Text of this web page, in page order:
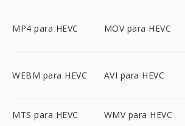
MP4 para HEVC MOV para HEVC
WEBM para HEVC AVI para HEVC
MTS para HEVC WMV para HEVC